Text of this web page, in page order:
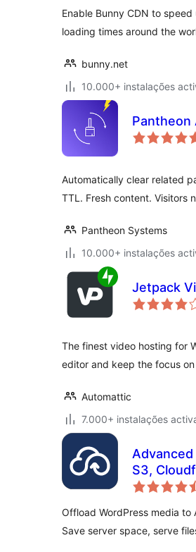
Enable Bunny CDN to
loading times around the
bunny.net
10.000+ instalações
Pantheon
Automatically clear related
TTL. Fresh content. Visitors
Pantheon Systems
10.000+ instalações
Jetpack
The finest video hosting for
editor and keep the focus
Automattic
7.000+ instalações
S3,
Offload WordPress media to
Save server space, serve